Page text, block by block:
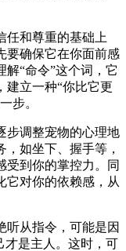
任和尊重的基础上
要确保它在你面前感
“命令”这个词，它
建立一种“你比它更
步。
步调整宠物的心理地
如坐下、握手等，
受到你的掌控力。同
它对你的依赖感，从
听从指令，可能是因
才是主人。这时，可